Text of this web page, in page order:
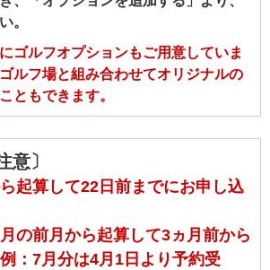
。
ゴルフオプションもご用意していま
ルフ場と組み合わせてオリジナルの
ともできます。
意〕
起算して22日前までにお申し込
の前月から起算して3ヵ月前から
：7月分は4月1日より予約受